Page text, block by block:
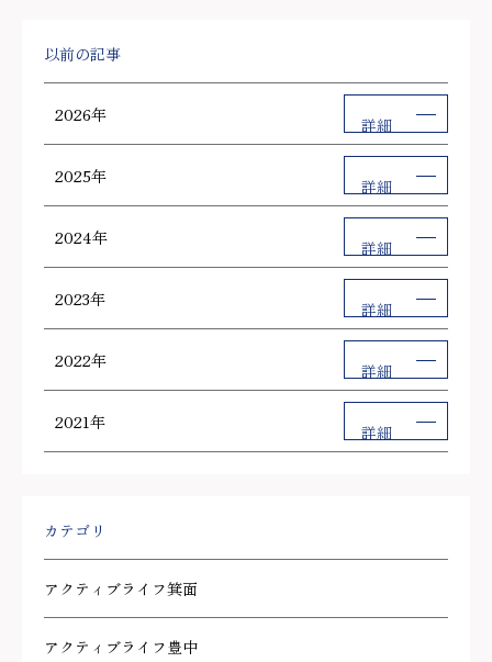
以前の記事
2026年 詳細
2025年 詳細
2024年 詳細
2023年 詳細
2022年 詳細
2021年 詳細
カテゴリ
アクティブライフ箕面
アクティブライフ豊中